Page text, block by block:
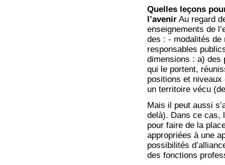
Quelles leçons
l’avenir Au regard
enseignements de
des : - modalités
responsables
dimensions : a) des
qui le portent,
positions et
un territoire vécu
Mais il peut aussi
delà). Dans ce cas,
pour faire de la
appropriées à une
possibilités
des fonctions